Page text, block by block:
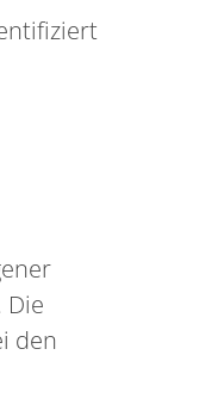
Die
den